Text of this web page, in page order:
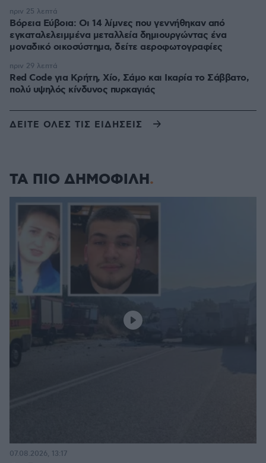
Βόρεια Εύβοια: Οι 14 λίμνες που γεννήθηκαν από
εγκαταλελειμμένα μεταλλεία δημιουργώντας ένα
μοναδικό οικοσύστημα, δείτε αεροφωτογραφίες
πριν 25 λεπτά
Red Code για Κρήτη, Χίο, Σάμο και Ικαρία το Σάββατο,
πολύ υψηλός κίνδυνος πυρκαγιάς
πριν 29 λεπτά
ΔΕΙΤΕ ΟΛΕΣ ΤΙΣ ΕΙΔΗΣΕΙΣ
ΤΑ ΠΙΟ ΔΗΜΟΦΙΛΗ
07.08.2026, 13:17